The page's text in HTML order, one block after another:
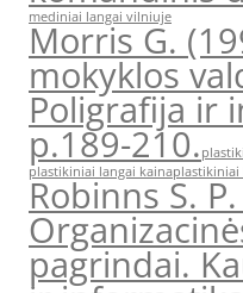
mediniai langai vilniuje
Morris G.
mokyklos
Poligrafija ir
p.189-210.
plastikiniai langai kaina
Robinns S.
pagrindai.